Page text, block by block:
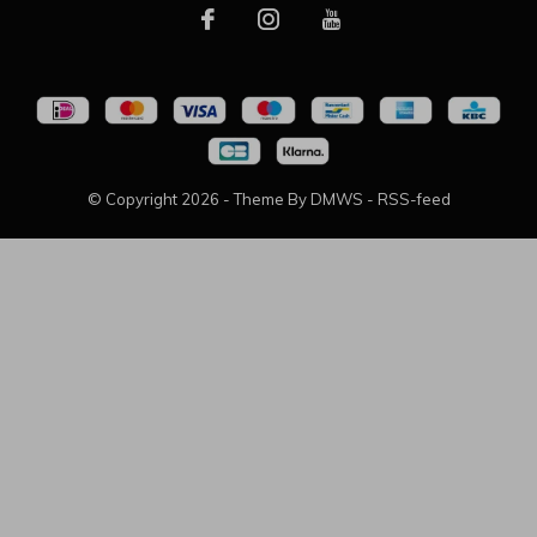
© Copyright 2026 - Theme By DMWS - RSS-feed